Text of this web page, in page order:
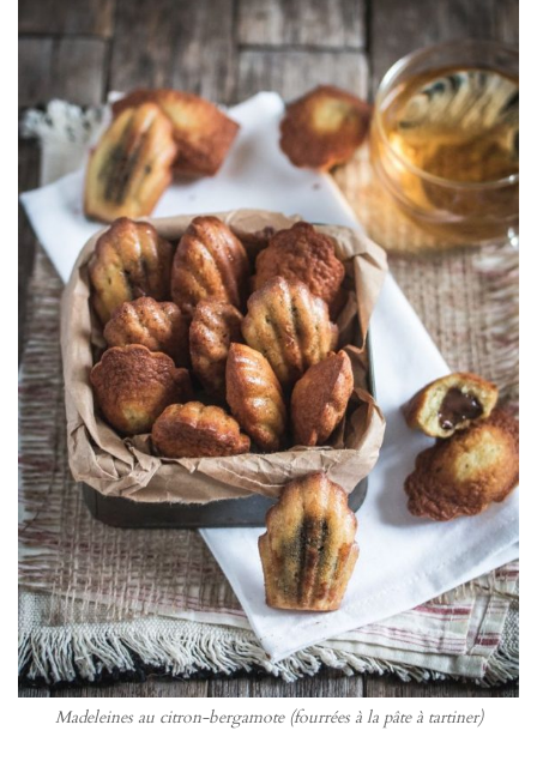
Madeleines au citron-bergamote (fourrées à la pâte à tartiner)